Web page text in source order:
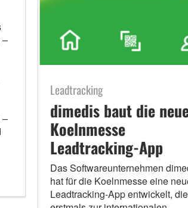
Leadtracking
dimedis baut die
Koelnmesse
Leadtracking-App
Das Softwareunternehmen
hat für die Koelnmesse eine
Leadtracking-App entwickelt, die